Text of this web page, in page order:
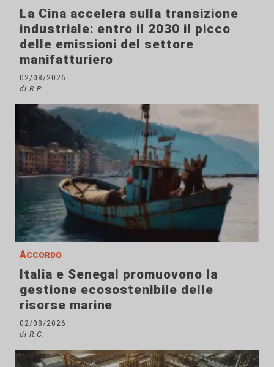
La Cina accelera sulla transizione
industriale: entro il 2030 il picco
delle emissioni del settore
manifatturiero
02/08/2026
di R.P.
Accordo
Italia e Senegal promuovono la
gestione ecosostenibile delle
risorse marine
02/08/2026
di R.C.